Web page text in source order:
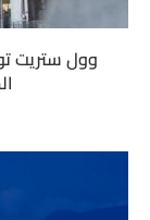
وول ستريت